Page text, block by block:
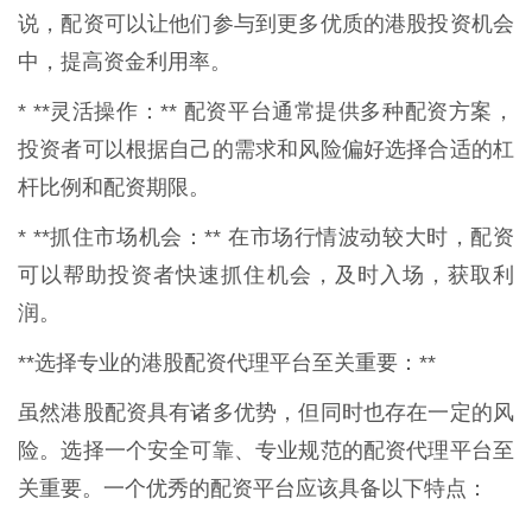
说，配资可以让他们参与到更多优质的港股投资机会
中，提高资金利用率。
* **灵活操作：** 配资平台通常提供多种配资方案，
投资者可以根据自己的需求和风险偏好选择合适的杠
杆比例和配资期限。
* **抓住市场机会：** 在市场行情波动较大时，配资
可以帮助投资者快速抓住机会，及时入场，获取利
润。
**选择专业的港股配资代理平台至关重要：**
虽然港股配资具有诸多优势，但同时也存在一定的风
险。选择一个安全可靠、专业规范的配资代理平台至
关重要。一个优秀的配资平台应该具备以下特点：